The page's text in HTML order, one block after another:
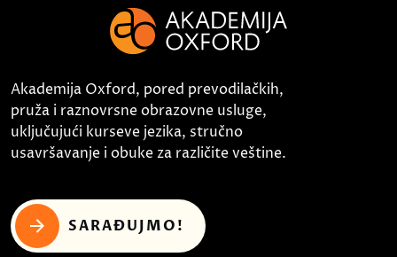
Akademija Oxford, pored prevodilačkih,
pruža i raznovrsne obrazovne usluge,
uključujući kurseve jezika, stručno
usavršavanje i obuke za različite veštine.
SARAĐUJMO!